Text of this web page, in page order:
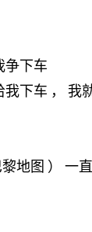
争下车
下车 ， 我
地图 ） 一直